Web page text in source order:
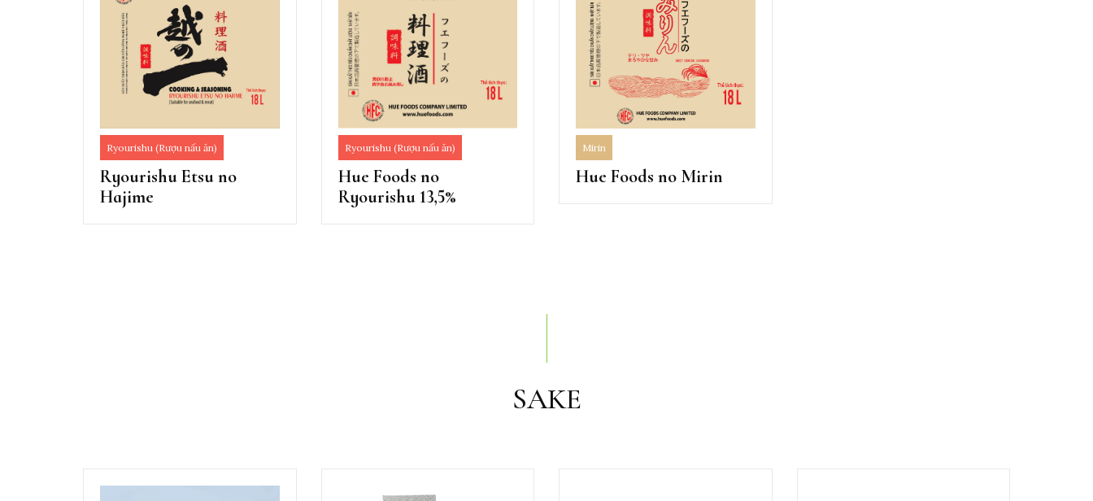
Ryourishu (Rượu nấu ăn)
Ryourishu Etsu no
Hajime
Ryourishu (Rượu nấu ăn)
Hue Foods no
Ryourishu 13,5%
Mirin
Hue Foods no Mirin
SAKE